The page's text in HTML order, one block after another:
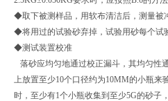
◆取下被测样品，用软布清洁后，测量被
◆将用过的试验砂弃掉，试验用砂每个试
◆测试装置校准
落砂应均匀地通过校正漏斗，其均匀性
上放置至少10个口径约为10MM的小瓶
时，至少有1个小瓶收集到至少5G的砂子